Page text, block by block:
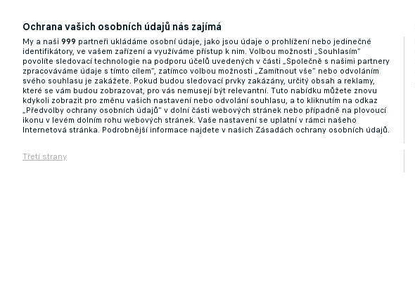
Ochrana vašich osobních údajů nás zajímá
My a naši 999 partneři ukládáme osobní údaje, jako jsou údaje o prohlížení nebo jedinečné
identifikátory, ve vašem zařízení a využíváme přístup k nim. Volbou možnosti „Souhlasím“
povolíte sledovací technologie na podporu účelů uvedených v části „Společně s našimi partnery
zpracováváme údaje s tímto cílem“, zatímco volbou možnosti „Zamítnout vše“ nebo odvoláním
svého souhlasu je zakážete. Pokud budou sledovací prvky zakázány, určitý obsah a reklamy,
které se vám budou zobrazovat, pro vás nemusejí být relevantní. Tuto nabídku můžete znovu
kdykoli zobrazit pro změnu vašich nastavení nebo odvolání souhlasu, a to kliknutím na odkaz
„Předvolby ochrany osobních údajů“ v dolní části webových stránek nebo případně na plovoucí
ikonu v levém dolním rohu webových stránek. Vaše nastavení se uplatní v rámci našeho
Internetová stránka. Podrobnější informace najdete v našich Zásadách ochrany osobních údajů.
Třetí strany